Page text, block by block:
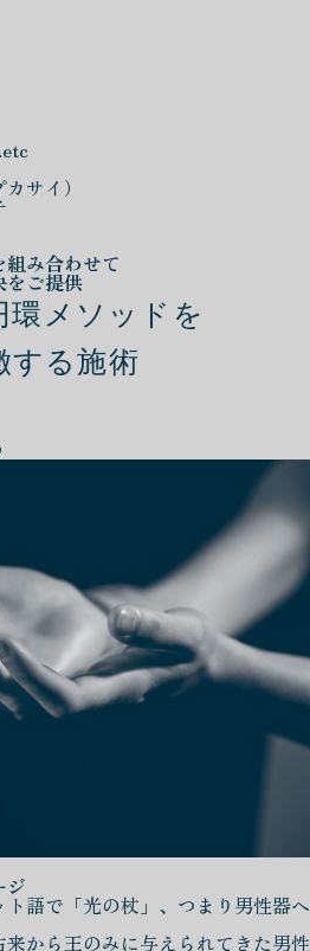
サイ）
み合わせて
をご提供
環メソッドを
する施術
ジ
語で「光の杖」、つまり男性器へ
から王のみに与えられてきた男性